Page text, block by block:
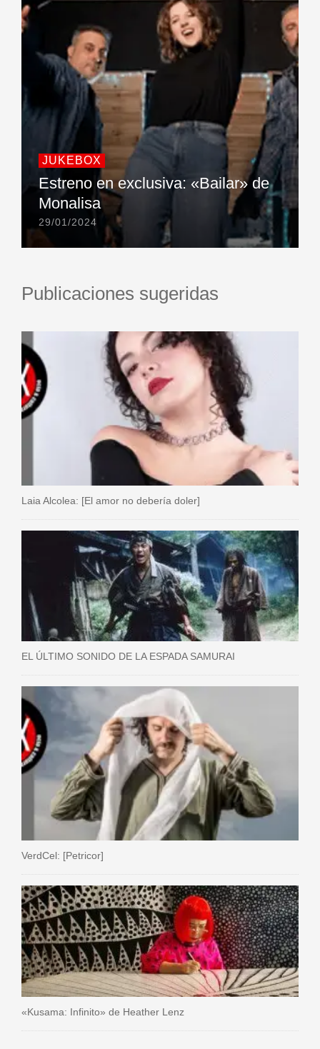
JUKEBOX
Estreno en exclusiva: «Bailar» de
Monalisa
29/01/2024
Publicaciones sugeridas
Laia Alcolea: [El amor no debería doler]
EL ÚLTIMO SONIDO DE LA ESPADA SAMURAI
VerdCel: [Petricor]
«Kusama: Infinito» de Heather Lenz